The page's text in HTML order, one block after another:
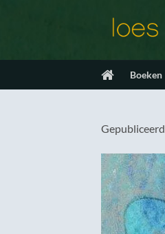
Boeken
Gepubliceerd